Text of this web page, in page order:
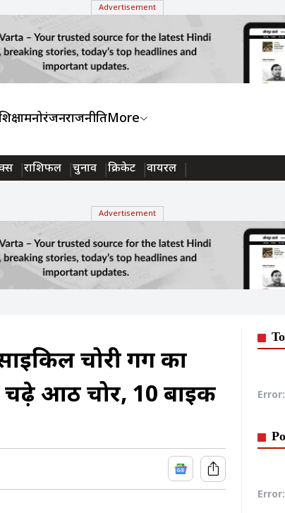
Advertisement
मनोरंजनराजनीतिMore
राशिफल चुनाव क्रिकेट वायरल
Advertisement
चोरी गैंग का
आठ चोर, 10 बाइक
Error:
Error: